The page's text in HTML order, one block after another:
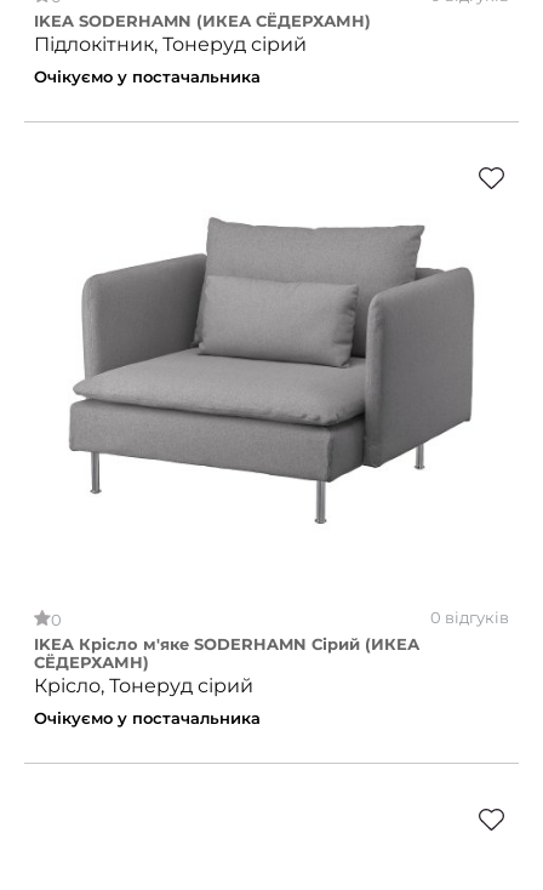
IKEA SODERHAMN (ИКЕА СЁДЕРХАМН)
Підлокітник, Тонеруд сірий
Очікуємо у постачальника
0
0 відгуків
IKEA Крісло м'яке SODERHAMN Сірий (ИКЕА
СЁДЕРХАМН)
Крісло, Тонеруд сірий
Очікуємо у постачальника